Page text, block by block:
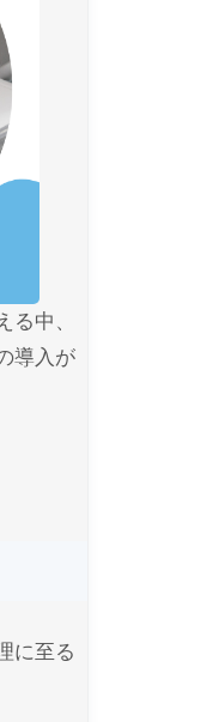
中、
導入が
に至る